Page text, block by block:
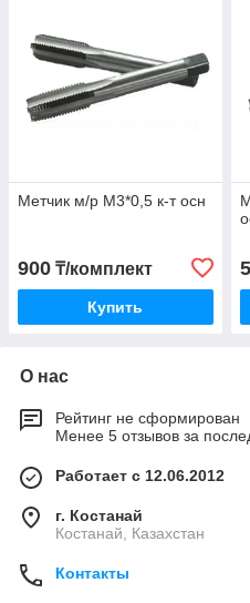
Метчик м/р М3*0,5 к-т осн
900 ₸/комплект
Купить
О нас
Рейтинг не сформирован
Менее 5 отзывов за
Работает с 12.06.2012
г. Костанай
Костанай, Казахстан
Контакты